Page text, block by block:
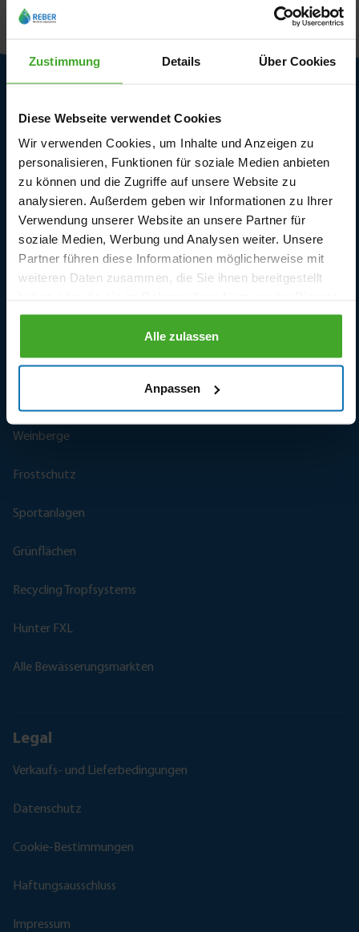
Zustimmung Details Über Cookies
Diese Webseite verwendet Cookies
Wir verwenden Cookies, um Inhalte und Anzeigen zu
personalisieren, Funktionen für soziale Medien anbieten
zu können und die Zugriffe auf unsere Website zu
analysieren. Außerdem geben wir Informationen zu Ihrer
Verwendung unserer Website an unsere Partner für
soziale Medien, Werbung und Analysen weiter. Unsere
Partner führen diese Informationen möglicherweise mit
weiteren Daten zusammen, die Sie ihnen bereitgestellt
gesammelt haben.
Alle zulassen
Anpassen
Lieferbedingungen
Rückgabe und Garantie
Kontaktieren Sie uns
Ersatzteile
Unsere Märkte und Kataloge
Weinberge
Frostschutz
Sportanlagen
Grünflächen
Recycling Tropfsystems
Hunter FXL
Alle Bewässerungsmarkten
Legal
Verkaufs- und Lieferbedingungen
Datenschutz
Cookie-Bestimmungen
Haftungsausschluss
Impressum